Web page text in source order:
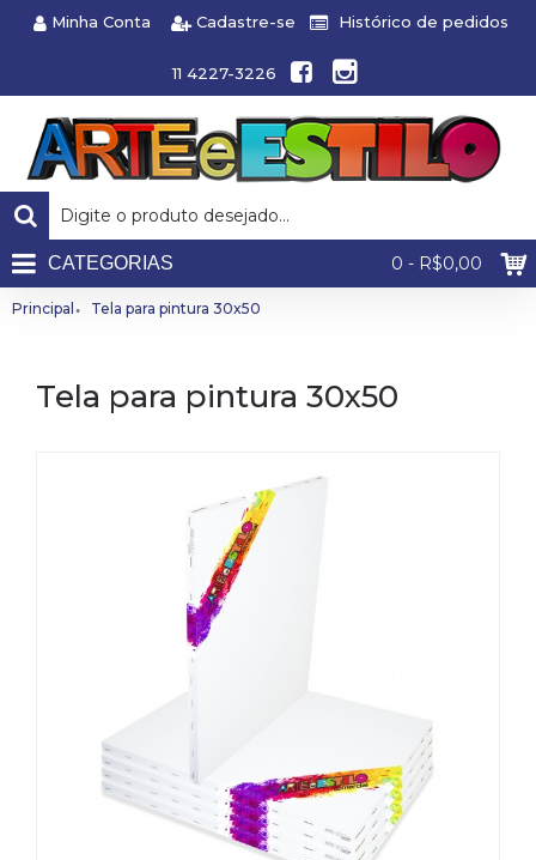
Minha Conta Cadastre-se Histórico de pedidos
11 4227-3226
0 - R$0,00
CATEGORIAS
Principal Tela para pintura 30x50
Tela para pintura 30x50